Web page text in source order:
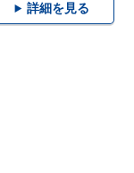
詳細を見る